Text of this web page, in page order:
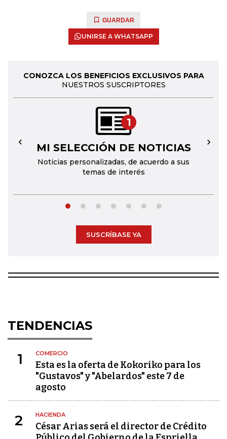
GUARDAR
UNIRSE A WHATSAPP
CONOZCA LOS BENEFICIOS EXCLUSIVOS PARA
NUESTROS SUSCRIPTORES
1
MI SELECCIÓN DE NOTICIAS
Noticias personalizadas, de acuerdo a sus
temas de interés
← →
SUSCRÍBASE YA
TENDENCIAS
1 COMERCIO
Esta es la oferta de Kokoriko para los
"Gustavos" y "Abelardos" este 7 de
agosto
2 HACIENDA
César Arias será el director de Crédito